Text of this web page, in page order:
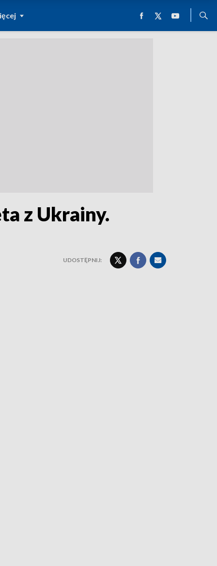
z Ukrainy.
UDOSTĘPNIJ: